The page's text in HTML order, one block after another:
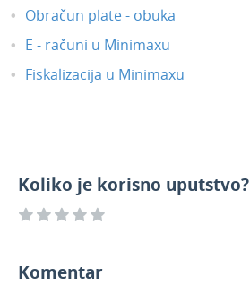
Obračun plate - obuka
E - računi u Minimaxu
Fiskalizacija u Minimaxu
Koliko je korisno uputstvo?
Komentar